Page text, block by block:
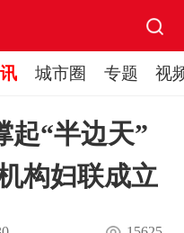
城市圈 专题 视
起“半边天”
构妇联成立